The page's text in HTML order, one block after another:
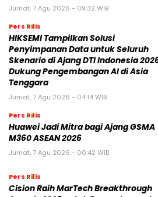
Jumat, 7 Agu 2026 - 09:32 WIB
Pers Rilis
HIKSEMI Tampilkan Solusi
Penyimpanan Data untuk Seluruh
Skenario di Ajang DTI Indonesia
Dukung Pengembangan AI di Asia
Tenggara
Jumat, 7 Agu 2026 - 04:14 WIB
Pers Rilis
Huawei Jadi Mitra bagi Ajang GSMA
M360 ASEAN 2026
Jumat, 7 Agu 2026 - 00:42 WIB
Pers Rilis
Cision Raih MarTech Breakthrough